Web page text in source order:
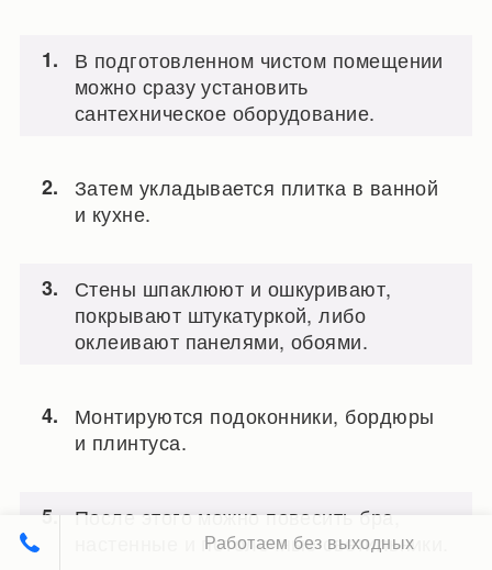
В подготовленном чистом помещении
можно сразу установить
сантехническое оборудование.
Затем укладывается плитка в ванной
и кухне.
Стены шпаклюют и ошкуривают,
покрывают штукатуркой, либо
оклеивают панелями, обоями.
Монтируются подоконники, бордюры
и плинтуса.
После этого можно повесить бра,
настенные и потолочные светильники.
Работаем без выходных